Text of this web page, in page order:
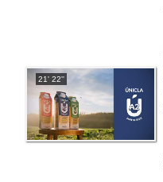
21' 22''